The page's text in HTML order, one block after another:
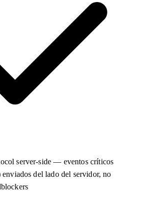
server-side — eventos críticos
del lado del servidor, no